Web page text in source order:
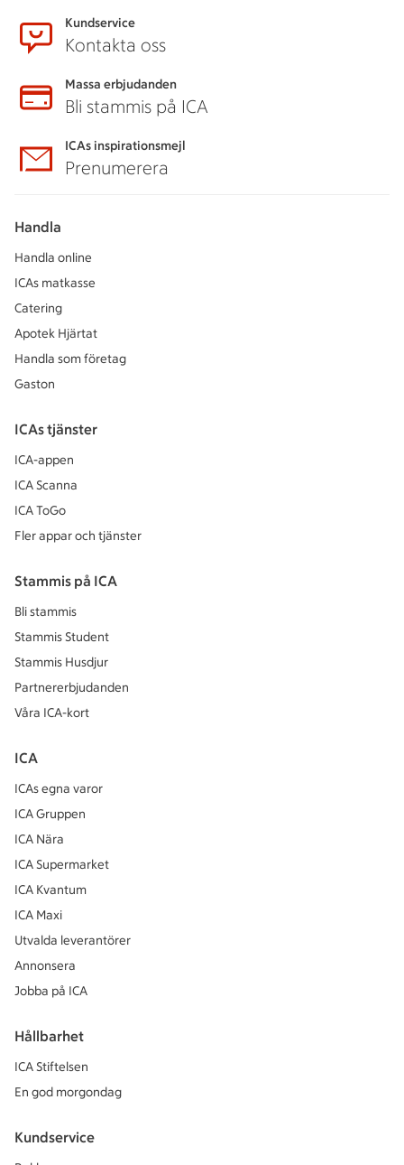
Kundservice
Kontakta oss
Massa erbjudanden
Bli stammis på ICA
ICAs inspirationsmejl
Prenumerera
Handla
Handla online
ICAs matkasse
Catering
Apotek Hjärtat
Handla som företag
Gaston
ICAs tjänster
ICA-appen
ICA Scanna
ICA ToGo
Fler appar och tjänster
Stammis på ICA
Bli stammis
Stammis Student
Stammis Husdjur
Partnererbjudanden
Våra ICA-kort
ICA
ICAs egna varor
ICA Gruppen
ICA Nära
ICA Supermarket
ICA Kvantum
ICA Maxi
Utvalda leverantörer
Annonsera
Jobba på ICA
Hållbarhet
ICA Stiftelsen
En god morgondag
Kundservice